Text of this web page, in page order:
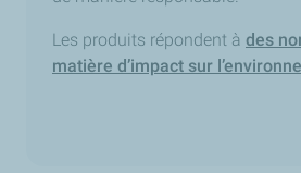
Les produits répondent à des
matière d’impact sur